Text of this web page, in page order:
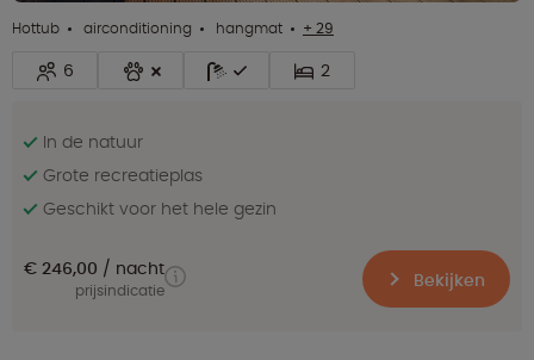
Hottub airconditioning hangmat + 29
6 2
In de natuur
Grote recreatieplas
Geschikt voor het hele gezin
€ 246,00 nacht
prijsindicatie Bekijken